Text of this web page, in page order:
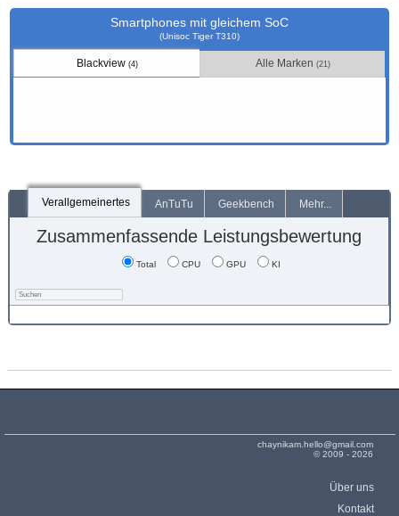
Smartphones mit gleichem SoC
(Unisoc Tiger T310)
Blackview (4) Alle Marken (21)
Verallgemeinertes AnTuTu Geekbench Mehr...
Zusammenfassende Leistungsbewertung
Total CPU GPU KI
chaynikam.hello@gmail.com
© 2009 - 2026
Über uns
Kontakt